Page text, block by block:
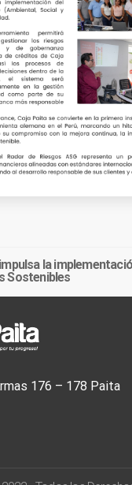
la
Sostenibles
176 – 178 Paita